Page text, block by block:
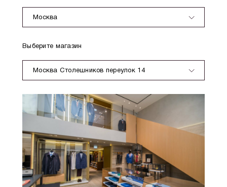
Москва
Выберите магазин
Москва Столешников переулок 14